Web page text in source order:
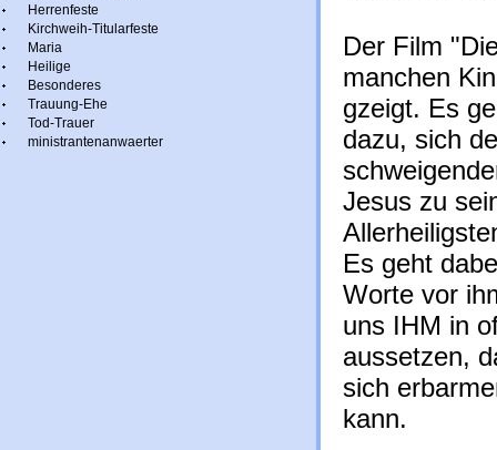
Herrenfeste
Kirchweih-Titularfeste
Maria
Heilige
Besonderes
Trauung-Ehe
Tod-Trauer
ministrantenanwaerter
Der Film
manchen
gzeigt. Es
dazu, sich
Jesus zu
Es geht
Worte vor
uns IHM in
aussetzen,
sich
kann.